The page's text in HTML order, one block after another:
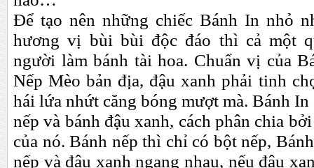
Để tạo nên những chiếc Bánh In nhỏ
hương vị bùi bùi độc đáo thì cả một
người làm bánh tài hoa. Chuẩn vị của
Nếp Mèo bản địa, đậu xanh phải tinh
hái lứa nhứt căng bóng mượt mà. Bánh
nếp và bánh đậu xanh, cách phân chia
của nó. Bánh nếp thì chỉ có bột nếp,
nếp và đậu xanh ngang nhau, nếu đậu